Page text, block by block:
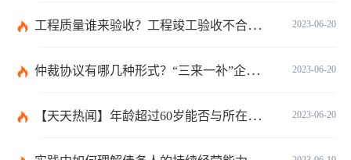
2023-06-20
工程质量谁来验收？工程竣工验收不合格如何处理？-焦点关注
2023-06-20
仲裁协议有哪几种形式？“三来一补”企业的劳动仲裁争议申诉书主体是谁？-全球焦点
2023-06-20
【天天热闻】年龄超过60岁能否与所在单位建立劳动关系？领取退休金有哪些条件？